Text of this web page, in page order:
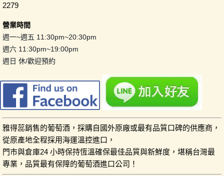
2279
營業時間
週一~週五 11:30pm~20:30pm
週六 11:30pm~19:00pm
週日 休/歡迎預約
雅得蕊銷售的葡萄酒，採購自國外原廠或最有品質口碑的供應商，
從原產地全程採用海運溫控進口，
門市與倉庫24 小時保持恆溫確保最佳品質與新鮮度，堪稱台灣最
專業，品質最有保障的葡萄酒進口公司！